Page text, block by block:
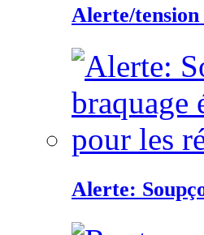
Alerte/
Alerte: